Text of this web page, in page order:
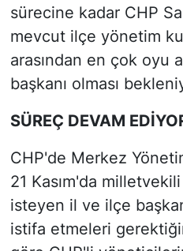
sürecine kadar CHP
mevcut ilçe yönetim
arasından en çok oyu
başkanı olması
SÜREÇ DEVAM
CHP'de Merkez
21 Kasım'da
isteyen il ve ilçe
istifa etmeleri